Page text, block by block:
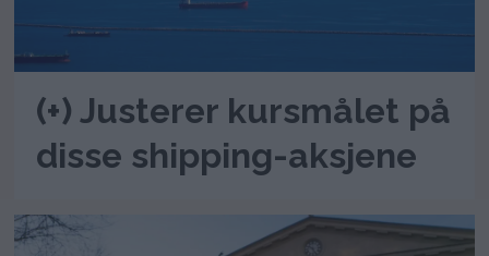
(+) Justerer kursmålet på
disse shipping-aksjene